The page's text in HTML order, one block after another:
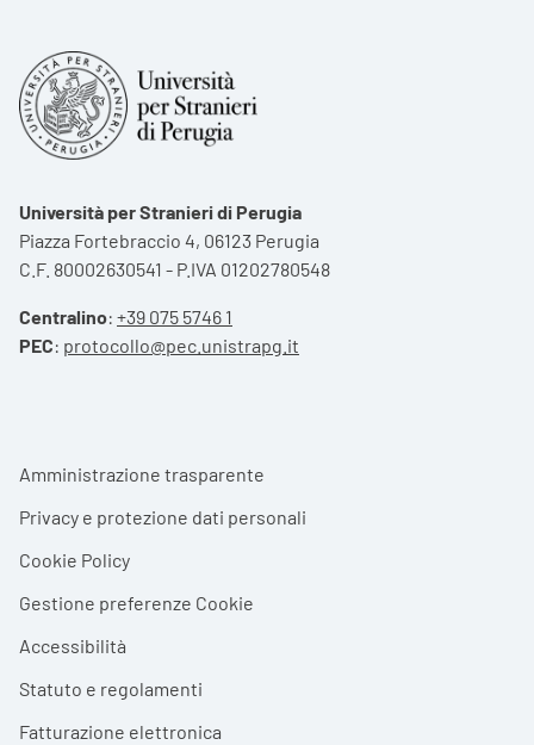
Università per Stranieri di Perugia
Piazza Fortebraccio 4, 06123 Perugia
C.F. 80002630541 - P.IVA 01202780548
Centralino: +39 075 5746 1
PEC: protocollo@pec.unistrapg.it
Footer menu
Amministrazione trasparente
Privacy e protezione dati personali
Cookie Policy
Gestione preferenze Cookie
Accessibilità
Statuto e regolamenti
Fatturazione elettronica